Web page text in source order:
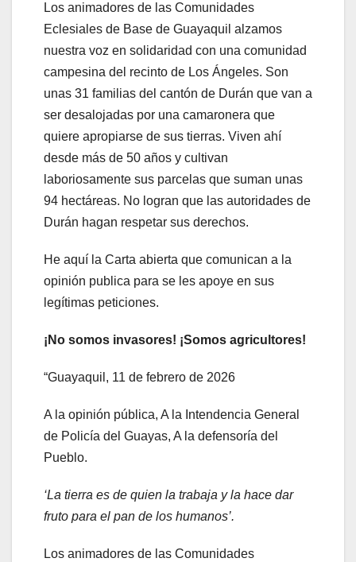
Los animadores de las Comunidades
Eclesiales de Base de Guayaquil alzamos
nuestra voz en solidaridad con una comunidad
campesina del recinto de Los Ángeles. Son
unas 31 familias del cantón de Durán que van a
ser desalojadas por una camaronera que
quiere apropiarse de sus tierras. Viven ahí
desde más de 50 años y cultivan
laboriosamente sus parcelas que suman unas
94 hectáreas. No logran que las autoridades de
Durán hagan respetar sus derechos.
He aquí la Carta abierta que comunican a la
opinión publica para se les apoye en sus
legítimas peticiones.
¡No somos invasores! ¡Somos agricultores!
“Guayaquil, 11 de febrero de 2026
A la opinión pública, A la Intendencia General
de Policía del Guayas, A la defensoría del
Pueblo.
‘La tierra es de quien la trabaja y la hace dar
fruto para el pan de los humanos’.
Los animadores de las Comunidades